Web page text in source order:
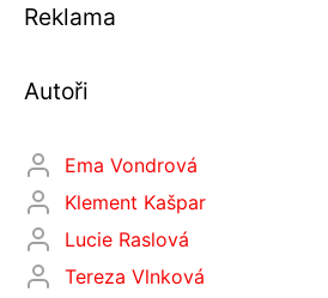
Reklama
Autoři
Ema Vondrová
Klement Kašpar
Lucie Raslová
Tereza Vlnková